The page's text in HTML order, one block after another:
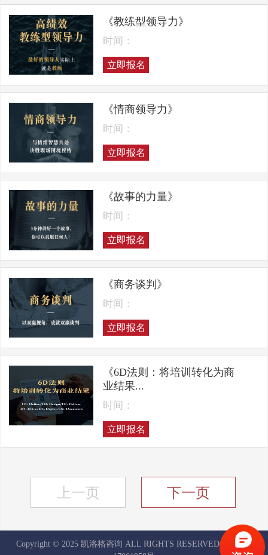
《教练型领导力》
时间：
立即报名
《情商领导力》
时间：
立即报名
《故事的力量》
时间：
立即报名
《商务谈判》
时间：
立即报名
《6D法则：将培训转化为商
业结果...
时间：
立即报名
上一页 下一页
Copyright © 2025 凯洛格咨询 ALL RIGHTS RESERVED
京ICP备